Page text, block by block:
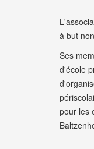
à but
Ses
d'école
pour les